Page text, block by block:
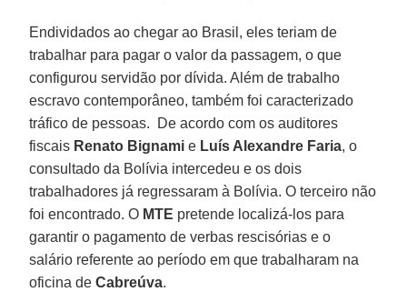
Endividados ao chegar ao Brasil, eles teriam de
trabalhar para pagar o valor da passagem, o que
configurou servidão por dívida. Além de trabalho
escravo contemporâneo, também foi caracterizado
tráfico de pessoas. De acordo com os auditores
fiscais Renato Bignami e Luís Alexandre Faria, o
consultado da Bolívia intercedeu e os dois
trabalhadores já regressaram à Bolívia. O terceiro não
foi encontrado. O MTE pretende localizá-los para
garantir o pagamento de verbas rescisórias e o
salário referente ao período em que trabalharam na
oficina deCabreúva.